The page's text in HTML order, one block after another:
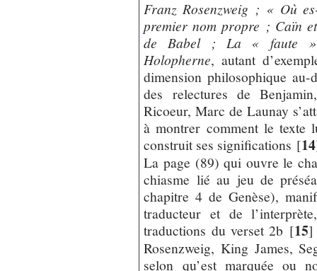
Franz Rosenzweig ; « Où
premier nom propre ; Caïn
de Babel ; La « faute »
Holopherne, autant
dimension philosophique
des relectures de
Ricoeur, Marc de Launay
à montrer comment le texte
construit ses significations [14
La page (89) qui ouvre le
chiasme lié au jeu de
chapitre 4 de Genèse),
traducteur et de
traductions du verset 2b [15]
Rosenzweig, King James,
selon qu’est marquée ou